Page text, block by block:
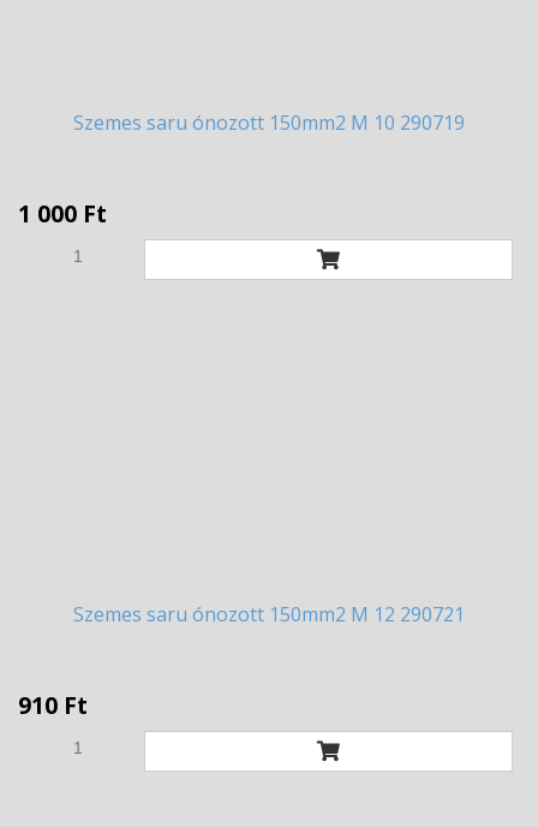
Szemes saru ónozott 150mm2 M 10 290719
1 000 Ft
Szemes saru ónozott 150mm2 M 12 290721
910 Ft